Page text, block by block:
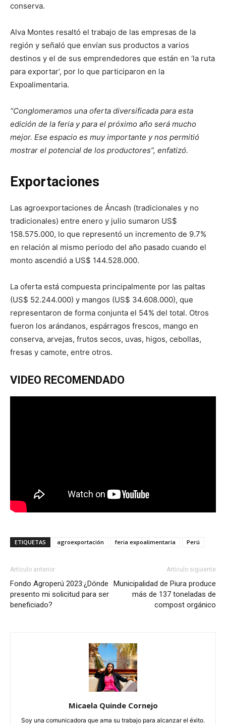
conserva.
Alva Montes resaltó el trabajo de las empresas de la
región y señaló que envían sus productos a varios
destinos y el de sus emprendedores que están en ‘la ruta
para exportar’, por lo que participaron en la
Expoalimentaria.
“Conglomeramos una oferta diversificada para esta
edición de la feria y para el próximo año será mucho
mejor. Ese espacio es muy importante y nos permitió
mostrar el potencial de los productores”, enfatizó.
Exportaciones
Las agroexportaciones de Áncash (tradicionales y no
tradicionales) entre enero y julio sumaron US$
158.575.000, lo que representó un incremento de 9.7%
en relación al mismo periodo del año pasado cuando el
monto ascendió a US$ 144.528.000.
La oferta está compuesta principalmente por las paltas
(US$ 52.244.000) y mangos (US$ 34.608.000), que
representaron de forma conjunta el 54% del total. Otros
fueron los arándanos, espárragos frescos, mango en
conserva, arvejas, frutos secos, uvas, higos, cebollas,
fresas y camote, entre otros.
VIDEO RECOMENDADO
ETIQUETAS agroexportación feria expoalimentaria Perú
Artículo anterior
Fondo Agroperú 2023:¿Dónde
presento mi solicitud para ser
beneficiado?
Artículo siguiente
Municipalidad de Piura produce
más de 137 toneladas de
compost orgánico
Micaela Quinde Cornejo
Soy una comunicadora que ama su trabajo para alcanzar el éxito.